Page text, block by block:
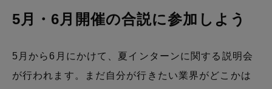
5月・6月開催の合説に参加しよう
5月から6月にかけて、夏インターンに関する説明会
が行われます。まだ自分が行きたい業界がどこかは